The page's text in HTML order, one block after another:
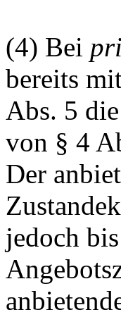
(4) Bei
bereits
Abs. 5
von § 4
Der
jedoch